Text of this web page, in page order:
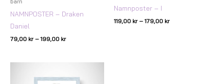
NAMNPOSTER – Draken
Daniel
79,00 kr – 199,00 kr
Namnposter – I
119,00 kr – 179,00 kr
till